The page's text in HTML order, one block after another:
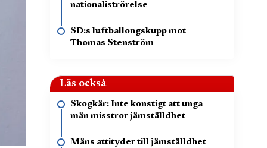
nationaliströrelse
SD:s luftballongskupp mot
Thomas Stenström
Läs också
Skogkär: Inte konstigt att unga
män misstror jämställdhet
Mäns attityder till jämställdhet